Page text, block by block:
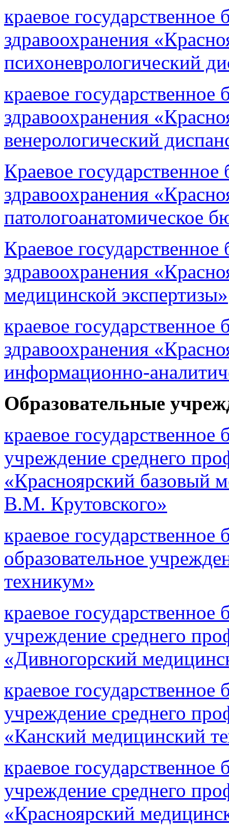
краевое
здравоохранения
психоневрологический
краевое
здравоохранения
венерологический
Краевое
здравоохранения
патологоанатомическое
Краевое
здравоохранения
медицинской экспертизы»
краевое
здравоохранения
информационно-
Образовательные
краевое
учреждение среднего
«Красноярский базовый
В.М. Крутовского»
краевое
образовательное
техникум»
краевое
учреждение среднего
«Дивногорский
краевое
учреждение среднего
«Канский медицинский
краевое
учреждение среднего
«Красноярский